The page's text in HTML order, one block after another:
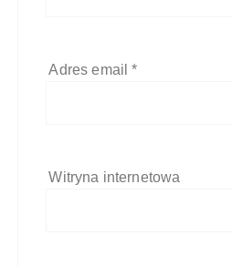
Adres email*
Witryna internetowa